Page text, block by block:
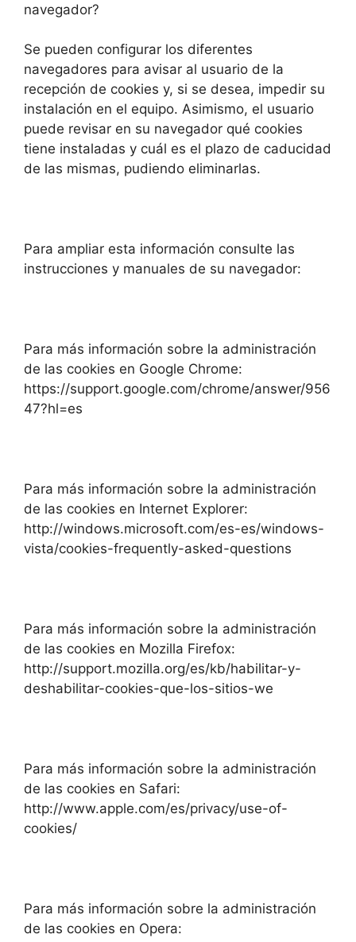
navegador?
Se pueden configurar los diferentes
navegadores para avisar al usuario de la
recepción de cookies y, si se desea, impedir su
instalación en el equipo. Asimismo, el usuario
puede revisar en su navegador qué cookies
tiene instaladas y cuál es el plazo de caducidad
de las mismas, pudiendo eliminarlas.
Para ampliar esta información consulte las
instrucciones y manuales de su navegador:
Para más información sobre la administración
de las cookies en Google Chrome:
https://support.google.com/chrome/answer/956
47?hl=es
Para más información sobre la administración
de las cookies en Internet Explorer:
http://windows.microsoft.com/es-es/windows-
vista/cookies-frequently-asked-questions
Para más información sobre la administración
de las cookies en Mozilla Firefox:
http://support.mozilla.org/es/kb/habilitar-y-
deshabilitar-cookies-que-los-sitios-we
Para más información sobre la administración
de las cookies en Safari:
http://www.apple.com/es/privacy/use-of-
cookies/
Para más información sobre la administración
de las cookies en Opera: